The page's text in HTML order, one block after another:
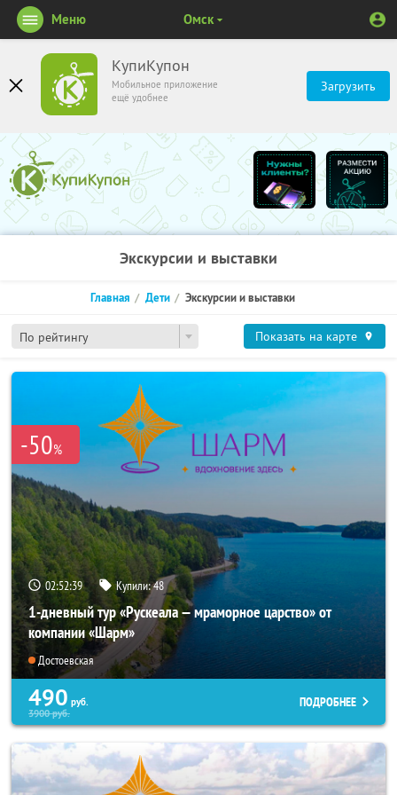
КупиКупон
Мобильное приложение
ещё удобнее
Загрузить
Меню Омск
Экскурсии и выставки
По рейтингу
Главная Дети Экскурсии и выставки
Показать на карте
-50%
02:52:38 Купили:48
1-дневный тур «Рускеала — мраморное царство» от
компании «Шарм»
Достоевская
490 руб.
3900руб.
ПОДРОБНЕЕ